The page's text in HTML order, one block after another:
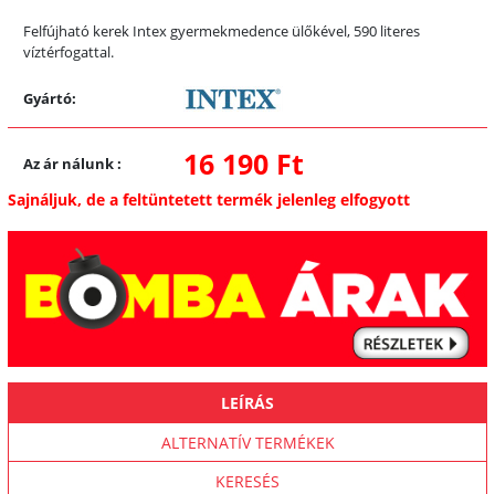
Felfújható kerek Intex gyermekmedence ülőkével, 590 literes
víztérfogattal.
Gyártó:
Az ár nálunk: 16 190 Ft
Sajnáljuk, de a feltüntetett termék jelenleg elfogyott
LEÍRÁS
ALTERNATÍV TERMÉKEK
KERESÉS